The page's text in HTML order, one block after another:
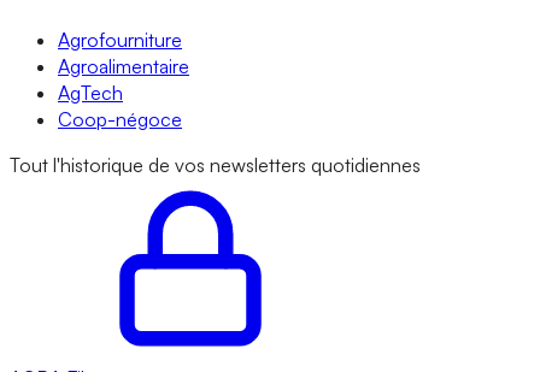
Agrofourniture
Agroalimentaire
AgTech
Coop-négoce
Tout l'historique de vos newsletters quotidiennes